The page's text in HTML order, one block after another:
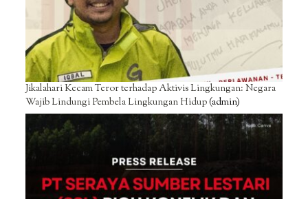
Jikalahari Kecam Teror terhadap Aktivis Lingkungan: Negara
Wajib Lindungi Pembela Lingkungan Hidup(admin)